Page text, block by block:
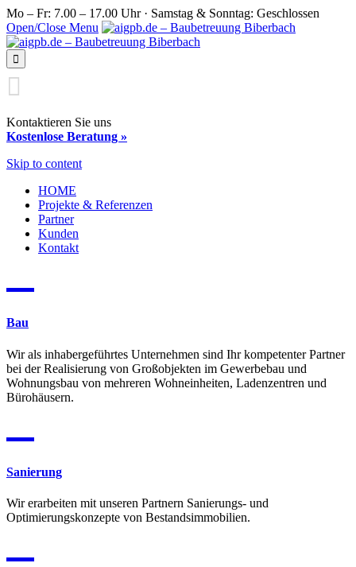
Mo – Fr: 7.00 – 17.00 Uhr · Samstag & Sonntag: Geschlossen
Open/Close Menu


Kontaktieren Sie uns
Kostenlose Beratung »
Skip to content
HOME
Projekte & Referenzen
Partner
Kunden
Kontakt
Bau
Wir als inhabergeführtes Unternehmen sind Ihr kompetenter Partner
bei der Realisierung von Großobjekten im Gewerbebau und
Wohnungsbau von mehreren Wohneinheiten, Ladenzentren und
Bürohäusern.

Sanierung
Wir erarbeiten mit unseren Partnern Sanierungs- und
Optimierungskonzepte von Bestandsimmobilien.
